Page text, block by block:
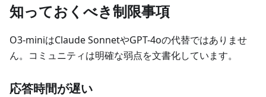
知っておくべき制限事項
O3-miniはClaude SonnetやGPT-4oの代替ではありませ
ん。コミュニティは明確な弱点を文書化しています。
応答時間が遅い